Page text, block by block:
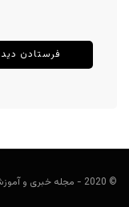
© 2020 - مجله خبری و آموزشی بخت